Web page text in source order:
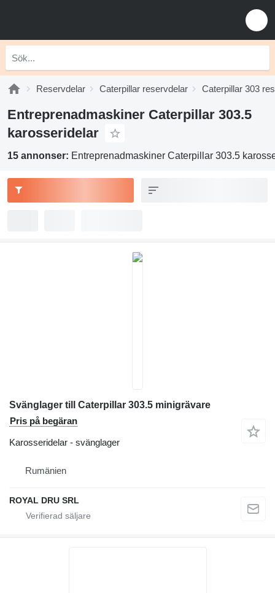
Reservdelar Caterpillar reservdelar Caterpillar 303
Entreprenadmaskiner Caterpillar 303.5
karosseridelar
15 annonser: Entreprenadmaskiner Caterpillar 303.5
Svänglager till Caterpillar 303.5 minigrävare
Pris på begäran
Karosseridelar - svänglager
Rumänien
ROYAL DRU SRL